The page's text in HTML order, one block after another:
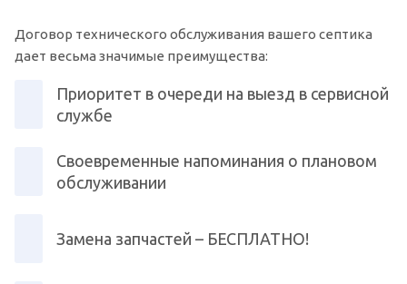
Договор технического обслуживания вашего септика
дает весьма значимые преимущества:
Приоритет в очереди на выезд в сервисной
службе
Своевременные напоминания о плановом
обслуживании
Замена запчастей – БЕСПЛАТНО!